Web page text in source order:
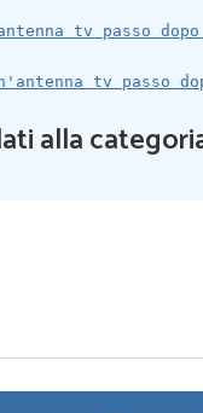
tv passo dopo
tv passo
alla